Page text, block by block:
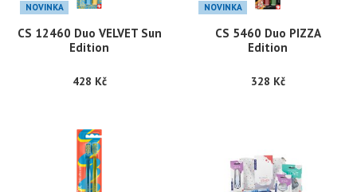
NOVINKA
CS 12460 Duo VELVET Sun
Edition
428 Kč
NOVINKA
CS 5460 Duo PIZZA
Edition
328 Kč